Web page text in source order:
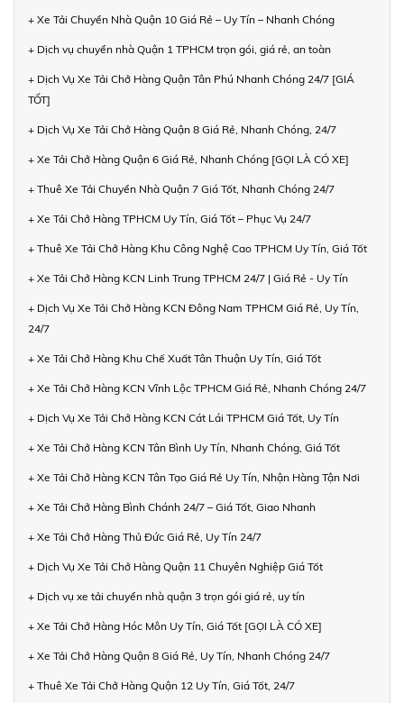
+ Xe Tải Chuyển Nhà Quận 10 Giá Rẻ – Uy Tín – Nhanh Chóng
+ Dịch vụ chuyển nhà Quận 1 TPHCM trọn gói, giá rẻ, an toàn
+ Dịch Vụ Xe Tải Chở Hàng Quận Tân Phú Nhanh Chóng 24/7 [GIÁ
TỐT]
+ Dịch Vụ Xe Tải Chở Hàng Quận 8 Giá Rẻ, Nhanh Chóng, 24/7
+ Xe Tải Chở Hàng Quận 6 Giá Rẻ, Nhanh Chóng [GỌI LÀ CÓ XE]
+ Thuê Xe Tải Chuyển Nhà Quận 7 Giá Tốt, Nhanh Chóng 24/7
+ Xe Tải Chở Hàng TPHCM Uy Tín, Giá Tốt – Phục Vụ 24/7
+ Thuê Xe Tải Chở Hàng Khu Công Nghệ Cao TPHCM Uy Tín, Giá Tốt
+ Xe Tải Chở Hàng KCN Linh Trung TPHCM 24/7 | Giá Rẻ - Uy Tín
+ Dịch Vụ Xe Tải Chở Hàng KCN Đông Nam TPHCM Giá Rẻ, Uy Tín,
24/7
+ Xe Tải Chở Hàng Khu Chế Xuất Tân Thuận Uy Tín, Giá Tốt
+ Xe Tải Chở Hàng KCN Vĩnh Lộc TPHCM Giá Rẻ, Nhanh Chóng 24/7
+ Dịch Vụ Xe Tải Chở Hàng KCN Cát Lái TPHCM Giá Tốt, Uy Tín
+ Xe Tải Chở Hàng KCN Tân Bình Uy Tín, Nhanh Chóng, Giá Tốt
+ Xe Tải Chở Hàng KCN Tân Tạo Giá Rẻ Uy Tín, Nhận Hàng Tận Nơi
+ Xe Tải Chở Hàng Bình Chánh 24/7 – Giá Tốt, Giao Nhanh
+ Xe Tải Chở Hàng Thủ Đức Giá Rẻ, Uy Tín 24/7
+ Dịch Vụ Xe Tải Chở Hàng Quận 11 Chuyên Nghiệp Giá Tốt
+ Dịch vụ xe tải chuyển nhà quận 3 trọn gói giá rẻ, uy tín
+ Xe Tải Chở Hàng Hóc Môn Uy Tín, Giá Tốt [GỌI LÀ CÓ XE]
+ Xe Tải Chở Hàng Quận 8 Giá Rẻ, Uy Tín, Nhanh Chóng 24/7
+ Thuê Xe Tải Chở Hàng Quận 12 Uy Tín, Giá Tốt, 24/7